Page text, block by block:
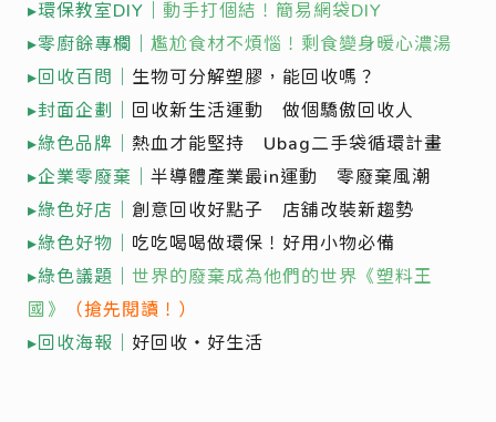
▸環保教室DIY｜動手打個結！簡易網袋DIY
▸零廚餘專欄｜尷尬食材不煩惱！剩食變身暖心濃湯
▸回收百問｜ 生物可分解塑膠，能回收嗎？
▸封面企劃｜ 回收新生活運動 做個驕傲回收人
▸綠色品牌｜ 熱血才能堅持 Ubag二手袋循環計畫
▸企業零廢棄｜半導體產業最in運動 零廢棄風潮
▸綠色好店｜ 創意回收好點子 店舖改裝新趨勢
▸綠色好物｜ 吃吃喝喝做環保！好用小物必備
▸綠色議題｜世界的廢棄成為他們的世界《塑料王
國》
（搶先閱讀！）
▸回收海報｜ 好回收・好生活